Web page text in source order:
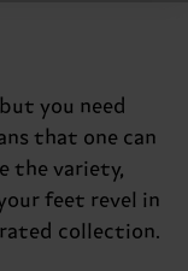
you need
that one can
the variety,
feet revel in
collection.